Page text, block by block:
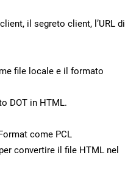
il segreto client, l’URL di
file locale e il formato
DOT in HTML.
come PCL
per convertire il file HTML nel